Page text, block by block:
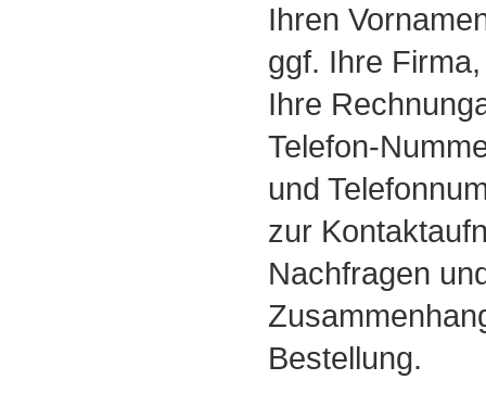
Ihren
ggf. Ihre
Ihre
Telefon-
und
zur
Nachfragen
Bestellung.